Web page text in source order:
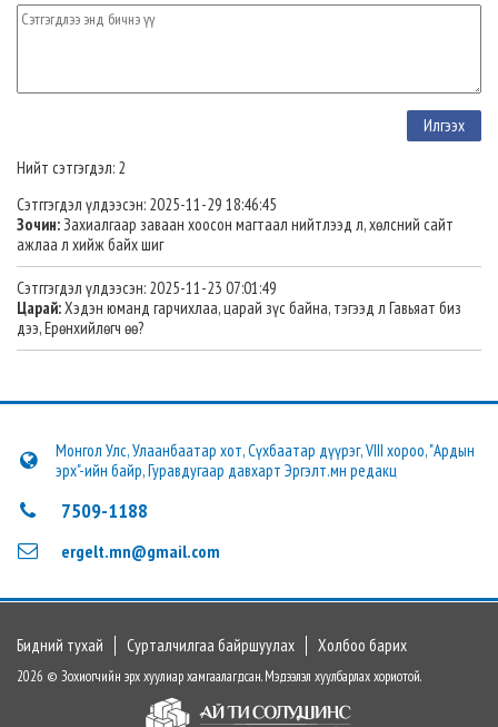
Нийт сэтгэгдэл: 2
Сэтггэгдэл үлдээсэн: 2025-11-29 18:46:45
Зочин:Захиалгаар заваан хоосон магтаал нийтлээд л, хөлсний сайт
ажлаа л хийж байх шиг
Сэтггэгдэл үлдээсэн: 2025-11-23 07:01:49
Царай:Хэдэн юманд гарчихлаа, царай зүс байна, тэгээд л Гавьяат биз
дээ, Ерөнхийлөгч өө?
Монгол Улс, Улаанбаатар хот, Сүхбаатар дүүрэг, VIII хороо, "Ардын
эрх"-ийн байр, Гуравдугаар давхарт Эргэлт.мн редакц
7509-1188
ergelt.mn@gmail.com
Бидний тухай Сурталчилгаа байршуулах Холбоо барих
2026 © Зохиогчийн эрх хуулиар хамгаалагдсан. Мэдээлэл хуулбарлах хориотой.